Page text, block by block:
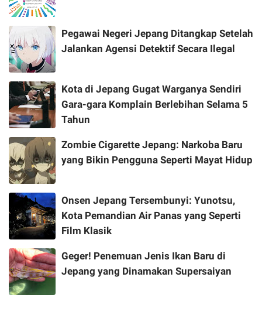
Pegawai Negeri Jepang Ditangkap Setelah
Jalankan Agensi Detektif Secara Ilegal
Kota di Jepang Gugat Warganya Sendiri
Gara-gara Komplain Berlebihan Selama 5
Tahun
Zombie Cigarette Jepang: Narkoba Baru
yang Bikin Pengguna Seperti Mayat Hidup
Onsen Jepang Tersembunyi: Yunotsu,
Kota Pemandian Air Panas yang Seperti
Film Klasik
Geger! Penemuan Jenis Ikan Baru di
Jepang yang Dinamakan Supersaiyan